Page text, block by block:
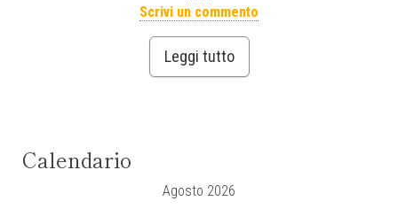
Scrivi un commento
Leggi tutto
Calendario
Agosto 2026